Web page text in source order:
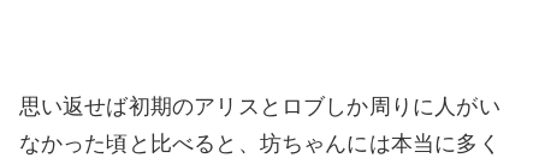
思い返せば初期のアリスとロブしか周りに人がい
なかった頃と比べると、坊ちゃんには本当に多く